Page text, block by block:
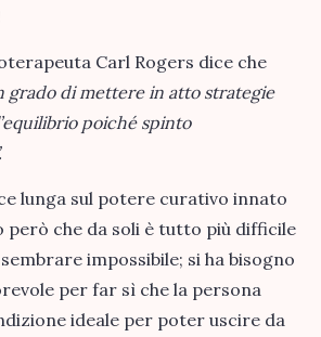
Carl Rogers dice che
grado di mettere in atto strategie
poiché spinto
lunga sul potere curativo innato
però che da soli è tutto più difficile
impossibile; si ha bisogno
per far sì che la persona
ideale per poter uscire da